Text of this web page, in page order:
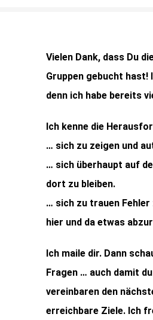
Vielen Dank, dass Du
Gruppen gebucht hast!
denn ich habe bereits
Ich kenne die
… sich zu zeigen und
… sich überhaupt auf
dort zu bleiben.
… sich zu trauen
hier und da etwas
Ich maile dir. Dann
Fragen … auch damit
vereinbaren den
erreichbare Ziele. Ich